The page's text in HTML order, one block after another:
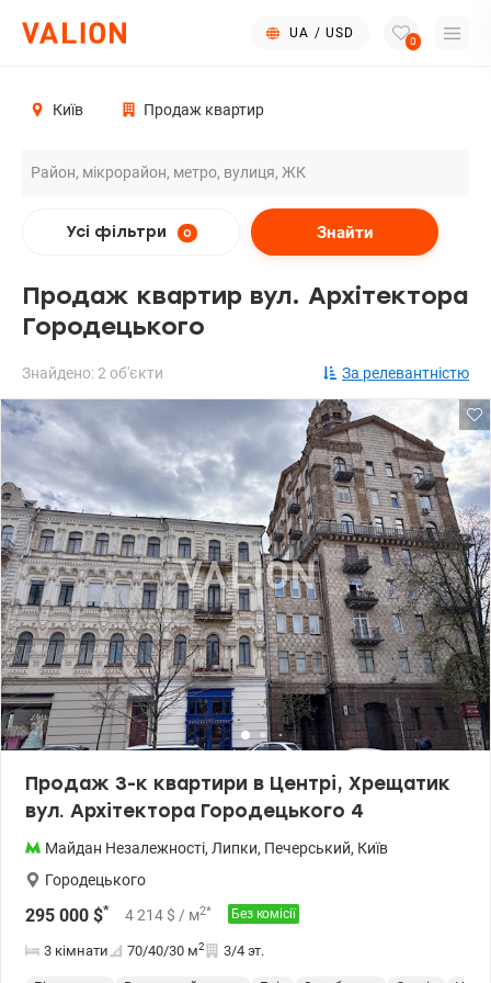
UA / USD
0
Київ Продаж квартир
Усі фільтри 0 Знайти
Продаж квартир вул. Архітектора
Городецького
Знайдено: 2 об'єкти За релевантністю
Продаж 3-к квартири в Центрі, Хрещатик
вул. Архітектора Городецького 4
Майдан Незалежності, Липки, Печерський, Київ
Городецького
295 000 $* 4 214 $ / м2* Без комісії
3 кімнати 70/40/30 м2 3/4 эт.